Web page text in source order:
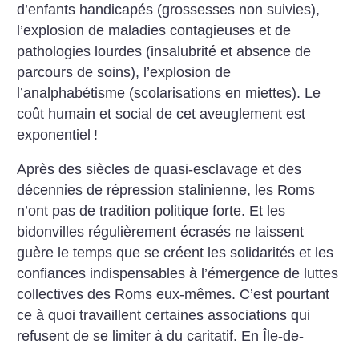
d’enfants handicapés (grossesses non suivies),
l’explosion de maladies contagieuses et de
pathologies lourdes (insalubrité et absence de
parcours de soins), l’explosion de
l’analphabétisme (scolarisations en miettes). Le
coût humain et social de cet aveuglement est
exponentiel !
Après des siècles de quasi-esclavage et des
décennies de répression stalinienne, les Roms
n’ont pas de tradition politique forte. Et les
bidonvilles régulièrement écrasés ne laissent
guère le temps que se créent les solidarités et les
confiances indispensables à l’émergence de luttes
collectives des Roms eux-mêmes. C’est pourtant
ce à quoi travaillent certaines associations qui
refusent de se limiter à du caritatif. En Île-de-